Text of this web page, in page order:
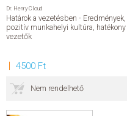
Dr. Henry Cloud
Határok a vezetésben - Eredmények,
pozitív munkahelyi kultúra, hatékony
vezetők
4500 Ft
Nem rendelhető
SEGÍTHETEK?
GYIK